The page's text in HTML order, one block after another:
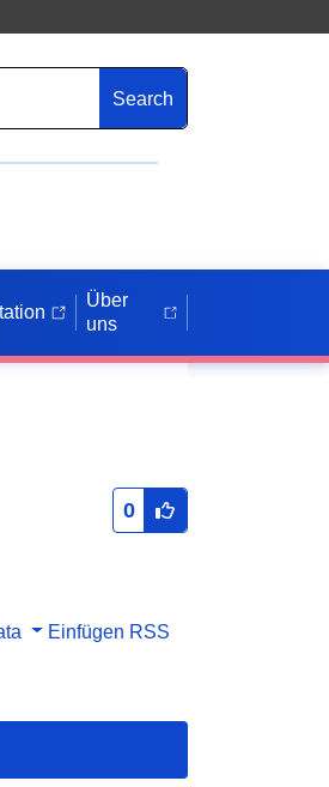
Search
Über
uns
0
Einfügen RSS